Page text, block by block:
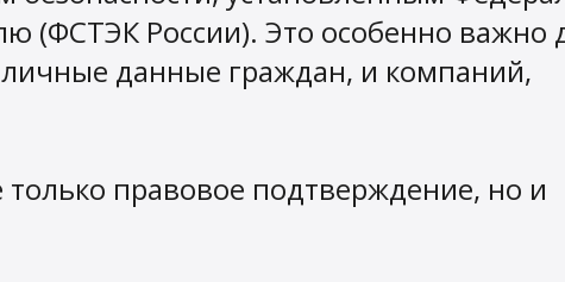
(ФСТЭК России). Это особенно важно
данные граждан, и компаний,
правовое подтверждение, но и